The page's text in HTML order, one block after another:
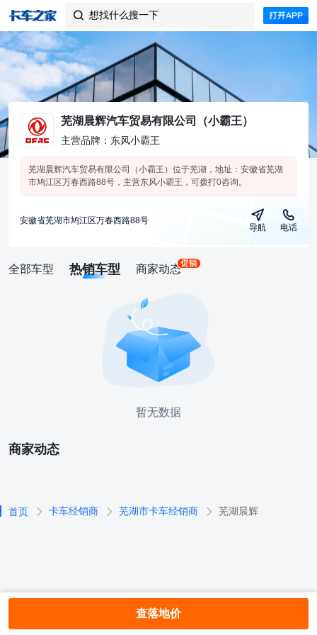
 想找什么搜一下
芜湖晨辉汽车贸易有限公司（小霸王）
主营品牌：东风小霸王
芜湖晨辉汽车贸易有限公司（小霸王）位于芜湖，地址：安徽省芜湖
市鸠江区万春西路88号，主营东风小霸王，可拨打0咨询。
安徽省芜湖市鸠江区万春西路88号
导航 电话
全部车型 热销车型 商家动态
暂无数据
商家动态
首页 卡车经销商 芜湖市卡车经销商 芜湖晨辉
查落地价